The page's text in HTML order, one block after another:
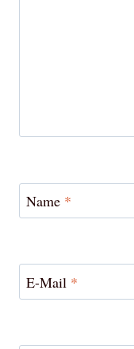
Name *
E-Mail *